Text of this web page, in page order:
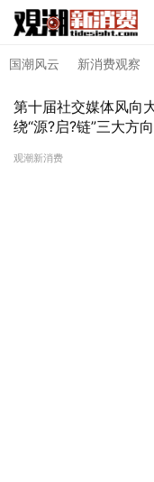
国潮风云 新消费观察
第十届社交媒体风向
绕“源?启?链”三大方
观潮新消费